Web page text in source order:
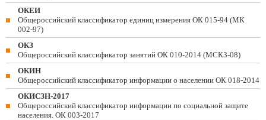
ОКЕИ
Общероссийский классификатор единиц измерения ОК 015-94 (МК
002-97)
ОКЗ
Общероссийский классификатор занятий ОК 010-2014 (МСКЗ-08)
ОКИН
Общероссийский классификатор информации о населении ОК 018-2014
ОКИСЗН-2017
Общероссийский классификатор информации по социальной защите
населения. ОК 003-2017